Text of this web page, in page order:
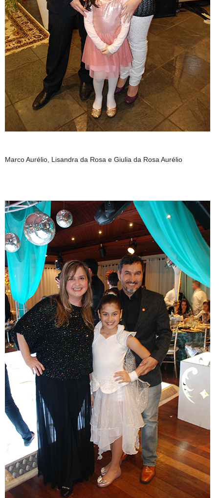
Marco Aurélio, Lisandra da Rosa e Giulia da Rosa Aurélio